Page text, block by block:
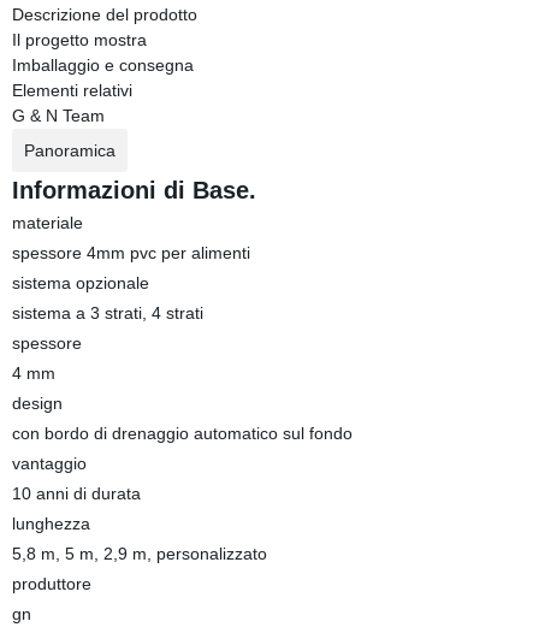
Descrizione del prodotto
Il progetto mostra
Imballaggio e consegna
Elementi relativi
G & N Team
Panoramica
Informazioni di Base.
materiale
spessore 4mm pvc per alimenti
sistema opzionale
sistema a 3 strati, 4 strati
spessore
4 mm
design
con bordo di drenaggio automatico sul fondo
vantaggio
10 anni di durata
lunghezza
5,8 m, 5 m, 2,9 m, personalizzato
produttore
gn